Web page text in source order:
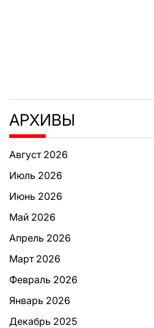
АРХИВЫ
Август 2026
Июль 2026
Июнь 2026
Май 2026
Апрель 2026
Март 2026
Февраль 2026
Январь 2026
Декабрь 2025